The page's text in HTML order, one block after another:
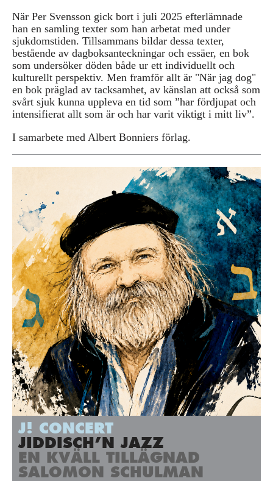
När Per Svensson gick bort i juli 2025 efterlämnade
han en samling texter som han arbetat med under
sjukdomstiden. Tillsammans bildar dessa texter,
bestående av dagboksanteckningar och essäer, en bok
som undersöker döden både ur ett individuellt och
kulturellt perspektiv. Men framför allt är "När jag dog"
en bok präglad av tacksamhet, av känslan att också som
svårt sjuk kunna uppleva en tid som ”har fördjupat och
intensifierat allt som är och har varit viktigt i mitt liv”.
I samarbete med Albert Bonniers förlag.
J! CONCERT
JIDDISCH’N JAZZ
EN KVÄLL TILLÄGNAD
SALOMON SCHULMAN